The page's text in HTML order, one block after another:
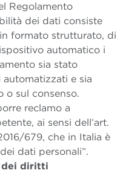
Regolamento
dei dati consiste
formato strutturato, di
automatico i
sia stato
e sia
o sul consenso.
reclamo a
ai sensi dell’art.
679, che in Italia è
dati personali”.
dei diritti